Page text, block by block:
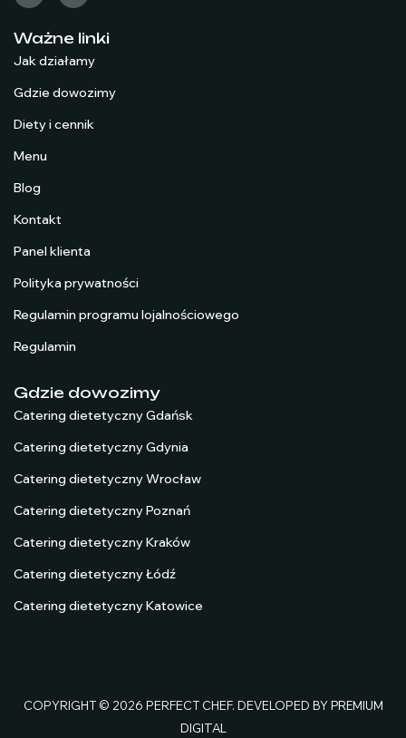
Ważne linki
Jak działamy
Gdzie dowozimy
Diety i cennik
Menu
Blog
Kontakt
Panel klienta
Polityka prywatności
Regulamin programu lojalnościowego
Regulamin
Gdzie dowozimy
Catering dietetyczny Gdańsk
Catering dietetyczny Gdynia
Catering dietetyczny Wrocław
Catering dietetyczny Poznań
Catering dietetyczny Kraków
Catering dietetyczny Łódź
Catering dietetyczny Katowice
COPYRIGHT © 2026 PERFECT CHEF. DEVELOPED BYPREMIUM
DIGITAL